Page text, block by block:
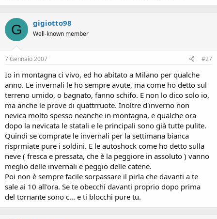
G gigiotto98
Well-known member
7 Gennaio 2007 #27
Io in montagna ci vivo, ed ho abitato a Milano per qualche
anno. Le invernali le ho sempre avute, ma come ho detto sul
terreno umido, o bagnato, fanno schifo. E non lo dico solo io,
ma anche le prove di quattrruote. Inoltre d'inverno non
nevica molto spesso neanche in montagna, e qualche ora
dopo la nevicata le statali e le principali sono già tutte pulite.
Quindi se comprate le invernali per la settimana bianca
risprmiate pure i soldini. E le autoshock come ho detto sulla
neve ( fresca e pressata, che è la peggiore in assoluto ) vanno
meglio delle invernali e peggio delle catene.
Poi non è sempre facile sorpassare il pirla che davanti a te
sale ai 10 all'ora. Se te obecchi davanti proprio dopo prima
del tornante sono c... e ti blocchi pure tu.